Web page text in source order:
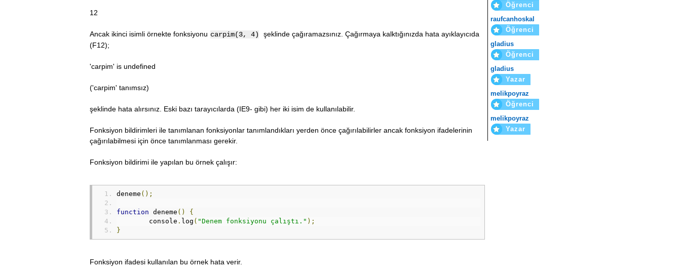
12
Ancak ikinci isimli örnekte fonksiyonu carpim(3, 4)
şeklinde çağıramazsınız. Çağırmaya kalktığınızda hata ayıklayıcıda
(F12);
'carpim' is undefined
('carpim' tanımsız)
şeklinde hata alırsınız. Eski bazı tarayıcılarda (IE9- gibi) her iki isim de kullanılabilir.
Fonksiyon bildirimleri ile tanımlanan fonksiyonlar tanımlandıkları yerden önce çağırılabilirler ancak fonksiyon ifadelerinin
çağırılabilmesi için önce tanımlanması gerekir.
Fonksiyon bildirimi ile yapılan bu örnek çalışır:
deneme ();
function deneme ()
{
	console
. log ( "Denem fonksiyonu çalıştı." );
}
Fonksiyon ifadesi kullanılan bu örnek hata verir.
Öğrenci
raufcanhoskal
Öğrenci
gladius
Öğrenci
gladius
Yazar
melikpoyraz
Öğrenci
melikpoyraz
Yazar